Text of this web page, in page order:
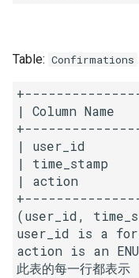
13. 机器人的运动范围
14.1. 剪绳子
14.2. 剪绳子 II
15. 二进制中 1 的个数
16. 数值的整数次方
17. 打印从 1 到最大的
10. 和为 k 的子数组
11. 和 1 个数相同的子
12. 左右两边子数组的
13. 二维子矩阵的和
14. 字符串中的变位词
15. 字符串中的所有变
2.2. 返回倒数第 k 个节
2.3. 删除中间节点
2.4. 分割链表
2.5. 链表求和
2.6. 回文链表
2.7. 链表相交
Table: Confirmations
| Column
| user_id
| time_stamp
| action
(user_id,
user_id is a
action is an
此表的每一行都表